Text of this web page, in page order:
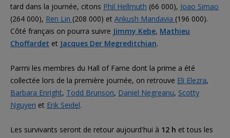
tard dans la journée, citons Phil Hellmuth (66 000), Joao Simao
(264 000), Ren Lin (208 000) et Ankush Mandavia (196 000).
Côté français on pourra suivre Jimmy Kebe, Mathieu
Choffardet et Jacques Der Megreditchian.
Parmi les membres du Hall of Fame dont la prime a été
collectée lors de la première journée, on retrouve Eli Elezra,
Barbara Enright, Todd Brunson, Daniel Negreanu, Scotty
Nguyen et Erik Seidel.
Les survivants seront de retour aujourd'hui à 12 h et tous les